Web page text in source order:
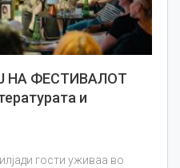
НА ФЕСТИВАЛОТ
и
гости уживаа во